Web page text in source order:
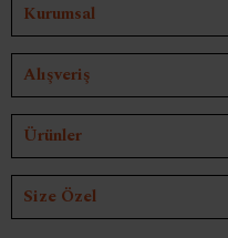
Kurumsal
Alışveriş
Ürünler
Size Özel